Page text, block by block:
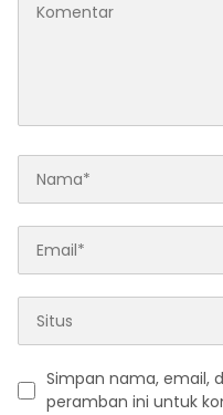
Simpan nama, email,
peramban ini untuk